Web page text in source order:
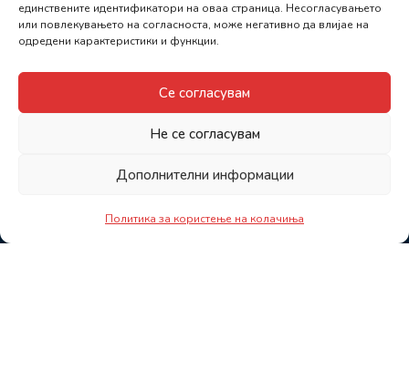
единствените идентификатори на оваа страница. Несогласувањето
или повлекувањето на согласноста, може негативно да влијае на
одредени карактеристики и функции.
Се согласувам
Не се согласувам
Дополнителни информации
Политика за користење на колачиња